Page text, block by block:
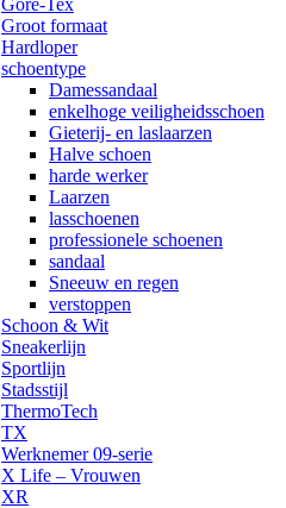
Gore-Tex
Groot formaat
Hardloper
schoentype
Damessandaal
enkelhoge veiligheidsschoen
Gieterij- en laslaarzen
Halve schoen
harde werker
Laarzen
lasschoenen
professionele schoenen
sandaal
Sneeuw en regen
verstoppen
Schoon & Wit
Sneakerlijn
Sportlijn
Stadsstijl
ThermoTech
TX
Werknemer 09-serie
X Life – Vrouwen
XR